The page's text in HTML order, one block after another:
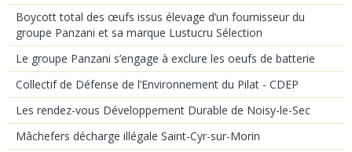
Boycott total des œufs issus élevage d’un fournisseur du
groupe Panzani et sa marque Lustucru Sélection
Le groupe Panzani s’engage à exclure les oeufs de batterie
Collectif de Défense de l’Environnement du Pilat - CDEP
Les rendez-vous Développement Durable de Noisy-le-Sec
Mâchefers décharge illégale Saint-Cyr-sur-Morin